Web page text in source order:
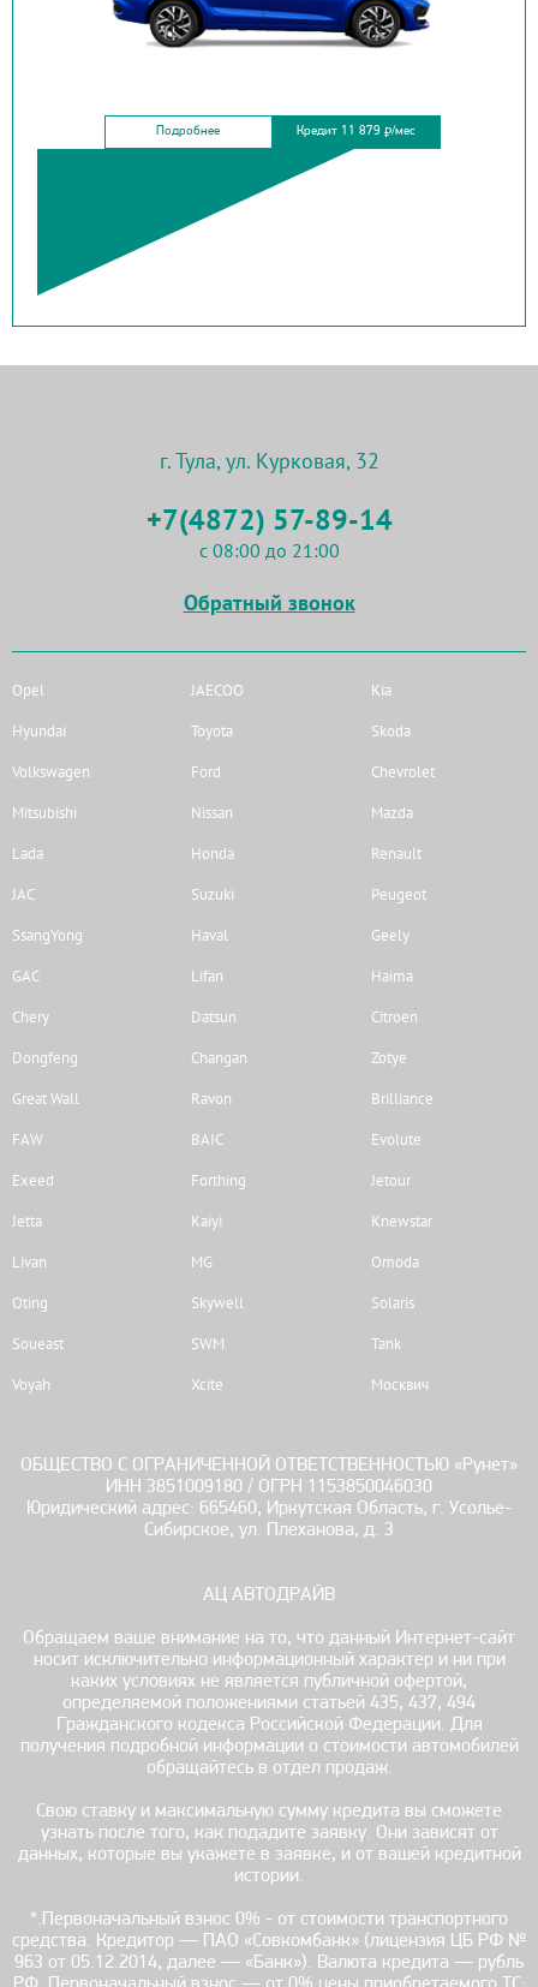
Подробнее Кредит 11 879 ₽/мес
г. Тула, ул. Курковая, 32
+7(4872) 57-89-14
с 08:00 до 21:00
Обратный звонок
Opel JAECOO
Kia
Hyundai
Toyota
Skoda
Volkswagen
Ford
Chevrolet
Mitsubishi
Nissan
Mazda
Lada
Honda
Renault
JAC
Suzuki
Peugeot
SsangYong
Haval
Geely
GAC
Lifan
Haima
Chery
Datsun
Citroen
Dongfeng
Changan
Zotye
Great Wall
Ravon
Brilliance
FAW
BAIC
Evolute
Exeed
Forthing
Jetour
Jetta
Kaiyi
Knewstar
Livan
MG
Omoda
Oting
Skywell
Solaris
Soueast
SWM
Tank
Voyah
Xcite Москвич
ОБЩЕСТВО С ОГРАНИЧЕННОЙ ОТВЕТСТВЕННОСТЬЮ «Рунет»
ИНН 3851009180 / ОГРН 1153850046030
Юридический адрес: 665460, Иркутская Область, г. Усолье-
Сибирское, ул. Плеханова, д. 3
АЦ АВТОДРАЙВ
Обращаем ваше внимание на то, что данный Интернет-сайт
носит исключительно информационный характер и ни при
каких условиях не является публичной офертой,
определяемой положениями статьей 435, 437, 494
Гражданского кодекса Российской Федерации. Для
получения подробной информации о стоимости автомобилей
обращайтесь в отдел продаж.
Свою ставку и максимальную сумму кредита вы сможете
узнать после того, как подадите заявку. Они зависят от
данных, которые вы укажете в заявке, и от вашей кредитной
истории.
*.Первоначальный взнос 0% - от стоимости транспортного
средства. Кредитор — ПАО «Совкомбанк» (лицензия ЦБ РФ №
963 от 05.12.2014, далее — «Банк»). Валюта кредита — рубль